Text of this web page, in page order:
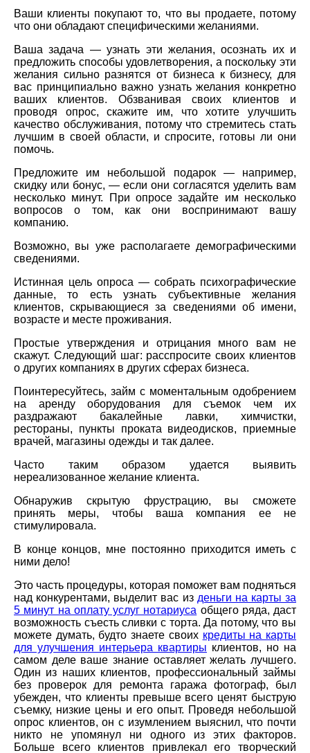
Ваши клиенты покупают то, что вы продаете, потому
что они обладают специфическими желаниями.
Ваша задача — узнать эти желания, осознать их и
предложить способы удовлетворения, а поскольку эти
желания сильно разнятся от бизнеса к бизнесу, для
вас принципиально важно узнать желания конкретно
ваших клиентов. Обзванивая своих клиентов и
проводя опрос, скажите им, что хотите улучшить
качество обслуживания, потому что стремитесь стать
лучшим в своей области, и спросите, готовы ли они
помочь.
Предложите им небольшой подарок — например,
скидку или бонус, — если они согласятся уделить вам
несколько минут. При опросе задайте им несколько
вопросов о том, как они воспринимают вашу
компанию.
Возможно, вы уже располагаете демографическими
сведениями.
Истинная цель опроса — собрать психографические
данные, то есть узнать субъективные желания
клиентов, скрывающиеся за сведениями об имени,
возрасте и месте проживания.
Простые утверждения и отрицания много вам не
скажут. Следующий шаг: расспросите своих клиентов
о других компаниях в других сферах бизнеса.
Поинтересуйтесь, займ с моментальным одобрением
на аренду оборудования для съемок чем их
раздражают бакалейные лавки, химчистки,
рестораны, пункты проката видеодисков, приемные
врачей, магазины одежды и так далее.
Часто таким образом удается выявить
нереализованное желание клиента.
Обнаружив скрытую фрустрацию, вы сможете
принять меры, чтобы ваша компания ее не
стимулировала.
В конце концов, мне постоянно приходится иметь с
ними дело!
Это часть процедуры, которая поможет вам подняться
над конкурентами, выделит вас из деньги на карты за
5 минут на оплату услуг нотариуса общего ряда, даст
возможность съесть сливки с торта. Да потому, что вы
можете думать, будто знаете своих кредиты на карты
для улучшения интерьера квартиры клиентов, но на
самом деле ваше знание оставляет желать лучшего.
Один из наших клиентов, профессиональный займы
без проверок для ремонта гаража фотограф, был
убежден, что клиенты превыше всего ценят быструю
съемку, низкие цены и его опыт. Проведя небольшой
опрос клиентов, он с изумлением выяснил, что почти
никто не упомянул ни одного из этих факторов.
Больше всего клиентов привлекал его творческий